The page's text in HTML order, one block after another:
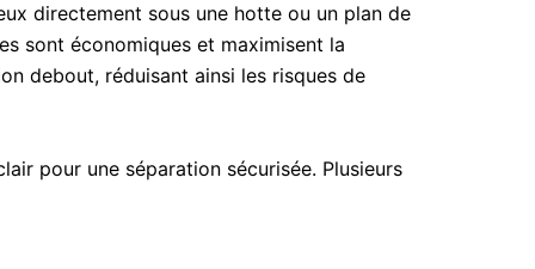
directement sous une hotte ou un plan de
sont économiques et maximisent la
debout, réduisant ainsi les risques de
pour une séparation sécurisée. Plusieurs